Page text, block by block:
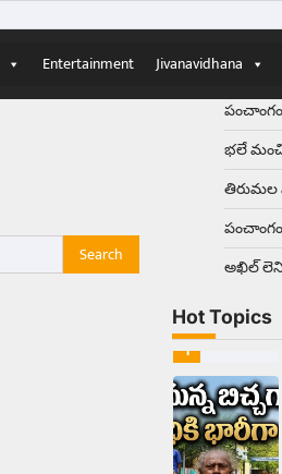
Entertainment Jivanavidhana
పంచాంగం
భలే
తిరుమల
అఖిల్‌
Hot Topics
1